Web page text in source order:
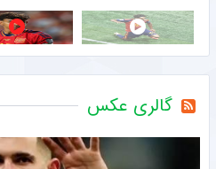
گالری عکس